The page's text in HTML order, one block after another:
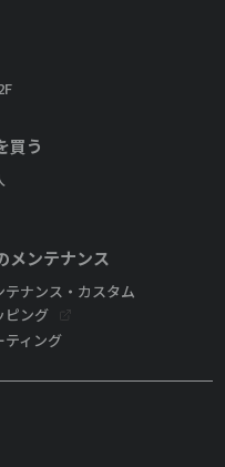
買う
メンテナンス
テナンス・カスタム
ピング
ティング